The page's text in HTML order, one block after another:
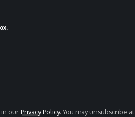
in ourPrivacy Policy. You may unsubscribe at